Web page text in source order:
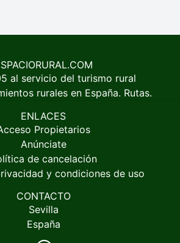
al servicio del turismo rural
rurales en España. Rutas.
ENLACES
Propietarios
Anúnciate
de cancelación
y condiciones de uso
CONTACTO
Sevilla
España